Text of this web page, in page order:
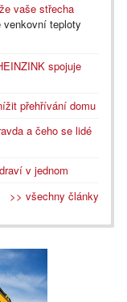
vaše střecha
teploty
spojuje
přehřívání domu
a čeho se lidé
v jednom
>> všechny články